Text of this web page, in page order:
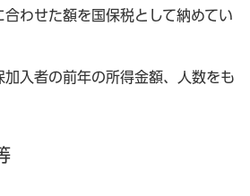
わせた額を国保税として納めてい
加入者の前年の所得金額、人数をも